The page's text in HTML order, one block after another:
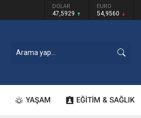
DOLAR
47,5929
EURO
54,9560
YAŞAM EĞİTİM & SAĞLIK